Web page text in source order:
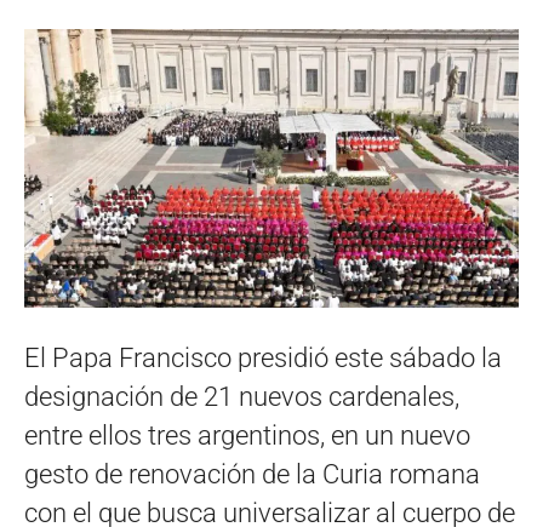
El Papa Francisco presidió este sábado la
designación de 21 nuevos cardenales,
entre ellos tres argentinos, en un nuevo
gesto de renovación de la Curia romana
con el que busca universalizar al cuerpo de